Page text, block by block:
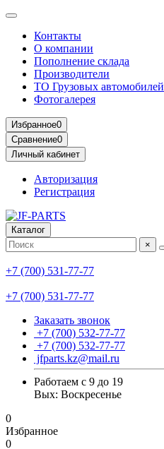
Контакты
О компании
Пополнение склада
Производители
ТО Грузовых автомобилей
Фотогалерея
Избранное0
Сравнение0
Личный кабинет
Авторизация
Регистрация
Каталог
×
+7 (700) 531-77-77
+7 (700) 531-77-77
Заказать звонок
+7 (700) 532-77-77
+7 (700) 532-77-77
jfparts.kz@mail.ru
Работаем с 9 до 19
Вых: Воскресенье
0
Избранное
0